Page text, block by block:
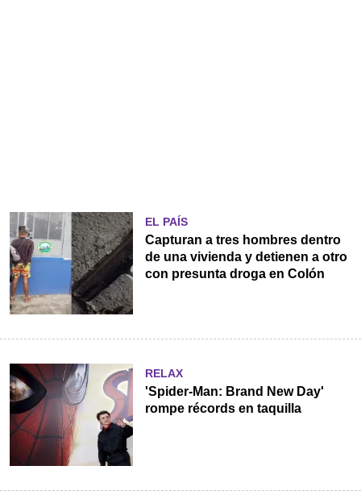
EL PAÍS
Capturan a tres hombres dentro
de una vivienda y detienen a otro
con presunta droga en Colón
RELAX
'Spider-Man: Brand New Day'
rompe récords en taquilla